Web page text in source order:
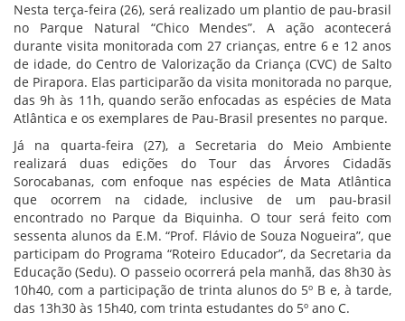
Nesta terça-feira (26), será realizado um plantio de pau-brasil
no Parque Natural “Chico Mendes”. A ação acontecerá
durante visita monitorada com 27 crianças, entre 6 e 12 anos
de idade, do Centro de Valorização da Criança (CVC) de Salto
de Pirapora. Elas participarão da visita monitorada no parque,
das 9h às 11h, quando serão enfocadas as espécies de Mata
Atlântica e os exemplares de Pau-Brasil presentes no parque.
Já na quarta-feira (27), a Secretaria do Meio Ambiente
realizará duas edições do Tour das Árvores Cidadãs
Sorocabanas, com enfoque nas espécies de Mata Atlântica
que ocorrem na cidade, inclusive de um pau-brasil
encontrado no Parque da Biquinha. O tour será feito com
sessenta alunos da E.M. “Prof. Flávio de Souza Nogueira”, que
participam do Programa “Roteiro Educador”, da Secretaria da
Educação (Sedu). O passeio ocorrerá pela manhã, das 8h30 às
10h40, com a participação de trinta alunos do 5º B e, à tarde,
das 13h30 às 15h40, com trinta estudantes do 5º ano C.